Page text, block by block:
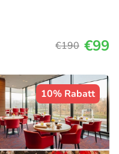
€190 €99
10% Rabatt